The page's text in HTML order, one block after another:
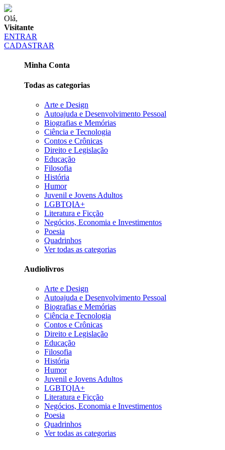
Olá,
Visitante
ENTRAR
CADASTRAR
Minha Conta
Todas as categorias
Arte e Design
Autoajuda e Desenvolvimento Pessoal
Biografias e Memórias
Ciência e Tecnologia
Contos e Crônicas
Direito e Legislação
Educação
Filosofia
História
Humor
Juvenil e Jovens Adultos
LGBTQIA+
Literatura e Ficção
Negócios, Economia e Investimentos
Poesia
Quadrinhos
Ver todas as categorias
Audiolivros
Arte e Design
Autoajuda e Desenvolvimento Pessoal
Biografias e Memórias
Ciência e Tecnologia
Contos e Crônicas
Direito e Legislação
Educação
Filosofia
História
Humor
Juvenil e Jovens Adultos
LGBTQIA+
Literatura e Ficção
Negócios, Economia e Investimentos
Poesia
Quadrinhos
Ver todas as categorias